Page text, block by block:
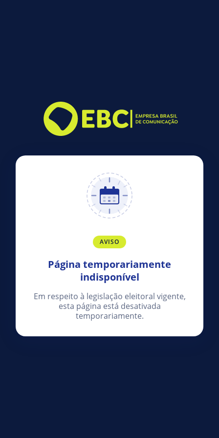
AVISO
Página temporariamente
indisponível
Em respeito à legislação eleitoral vigente,
esta página está desativada
temporariamente.